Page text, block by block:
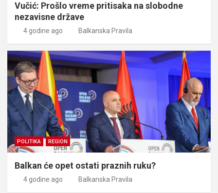
Vučić: Prošlo vreme pritisaka na slobodne
nezavisne države
4 godine ago Balkanska Pravila
POLITIKA REGION
Balkan će opet ostati praznih ruku?
4 godine ago Balkanska Pravila